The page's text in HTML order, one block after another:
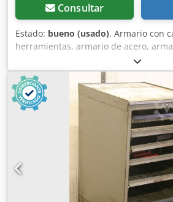
Consultar
Estado: bueno (usado), Armario con
herramientas, armario de acero,
de acero, armario metálico -Armario
armario de acero con estante
-Profundidad: 510 mm -Altura: 725
cerradura, sin llave. Codpfx Alsn Hbc
1x gabinete disponible -Precio: por